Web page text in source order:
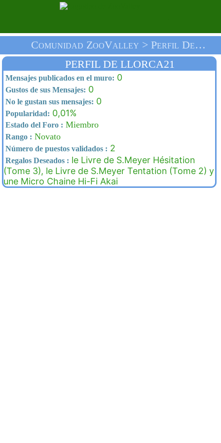
Comunidad ZooValley > Perfil De Llorca21 > Inicio
PERFIL DE LLORCA21
Mensajes publicados en el muro: 0
Gustos de sus Mensajes: 0
No le gustan sus mensajes: 0
Popularidad: 0,01%
Estado del Foro : Miembro
Rango : Novato
Número de puestos validados : 2
Regalos Deseados : le Livre de S.Meyer Hésitation
(Tome 3), le Livre de S.Meyer Tentation (Tome 2) y
une Micro Chaine Hi-Fi Akai